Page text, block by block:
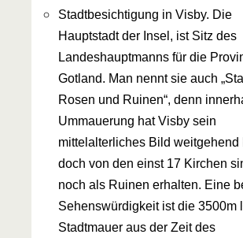
Stadtbesichtigung in Visby. Die
Hauptstadt der Insel, ist Sitz des
Landeshauptmanns für die
Gotland. Man nennt sie auch
Rosen und Ruinen“, denn
Ummauerung hat Visby sein
mittelalterliches Bild weitgehend
doch von den einst 17 Kirchen
noch als Ruinen erhalten. Eine
Sehenswürdigkeit ist die 3500m
Stadtmauer aus der Zeit des